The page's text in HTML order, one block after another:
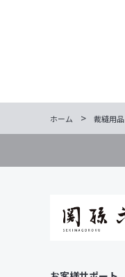
ホーム > 裁縫用品